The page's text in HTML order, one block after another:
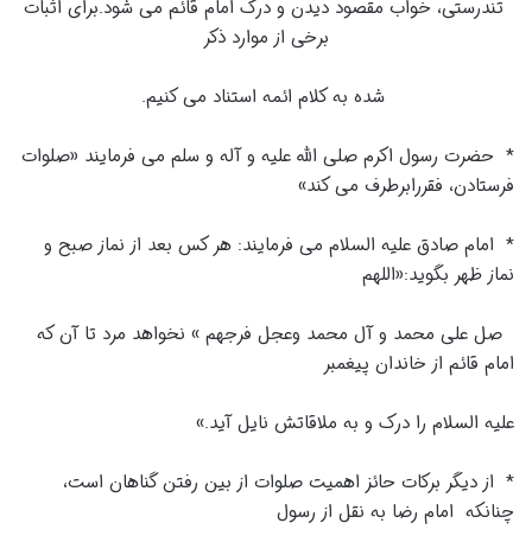
تندرستی، خواب مقصود دیدن و درک امام قائم می شود.برای اثبات
برخی از موارد ذکر
شده به کلام ائمه استناد می کنیم.
* حضرت رسول اکرم صلی الله علیه و آله و سلم می فرمایند «صلوات
فرستادن، فقررابرطرف می کند»
* امام صادق علیه السلام می فرمایند: هر کس بعد از نماز صبح و
نماز ظهر بگوید:«اللهم
صل علی محمد و آل محمد وعجل فرجهم » نخواهد مرد تا آن که
امام قائم از خاندان پیغمبر
علیه السلام را درک و به ملاقاتش نایل آید.»
* از دیگر برکات حائز اهمیت صلوات از بین رفتن گناهان است،
چنانکه امام رضا به نقل از رسول